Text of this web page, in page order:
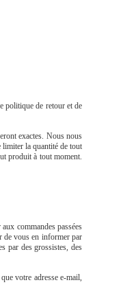
politique de retour et de
exactes. Nous nous
la quantité de tout
produit à tout moment.
commandes passées
de vous en informer par
par des grossistes, des
votre adresse e-mail,